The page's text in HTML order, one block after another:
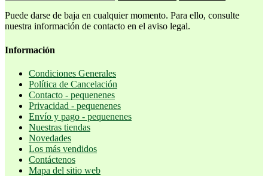
Puede darse de baja en cualquier momento. Para ello, consulte
nuestra información de contacto en el aviso legal.
Información
Condiciones Generales
Política de Cancelación
Contacto - pequenenes
Privacidad - pequenenes
Envío y pago - pequenenes
Nuestras tiendas
Novedades
Los más vendidos
Contáctenos
Mapa del sitio web